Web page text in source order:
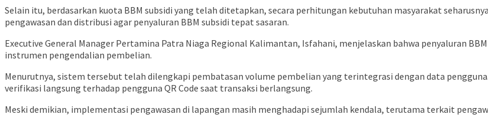
Selain itu, berdasarkan kuota BBM subsidi yang telah ditetapkan, secara perhitungan kebutuhan masyarakat
pengawasan dan distribusi agar penyaluran BBM subsidi tepat sasaran.
Executive General Manager Pertamina Patra Niaga Regional Kalimantan, Isfahani, menjelaskan bahwa penyaluran
instrumen pengendalian pembelian.
Menurutnya, sistem tersebut telah dilengkapi pembatasan volume pembelian yang terintegrasi dengan data
verifikasi langsung terhadap pengguna QR Code saat transaksi berlangsung.
Meski demikian, implementasi pengawasan di lapangan masih menghadapi sejumlah kendala, terutama terkait